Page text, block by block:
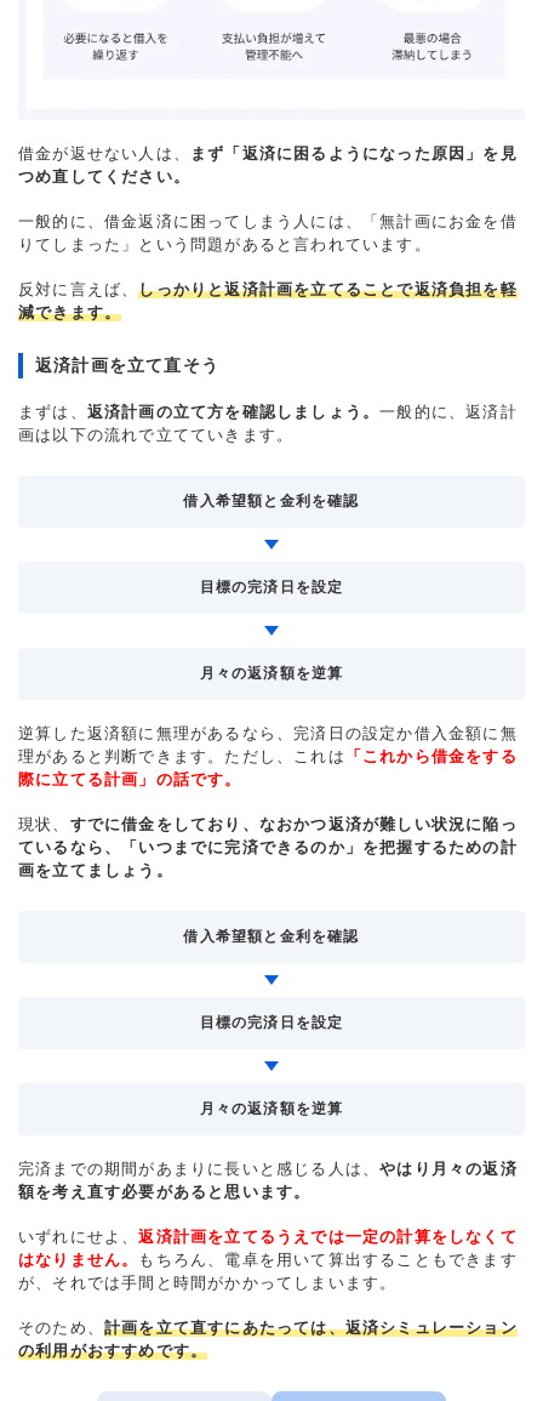
借金が返せない人は、
まず「返済に困るようになった原因」を見
つめ直してください。
一般的に、借金返済に困ってしまう人には、「無計画にお金を借
りてしまった」という問題があると言われています。
反対に言えば、しっかりと返済計画を立てることで返済負担を軽
減できます。
返済計画を立て直そう
まずは、 返済計画の立て方を確認しましょう。一般的に、返済計
画は以下の流れで立てていきます。
借入希望額と金利を確認
目標の完済日を設定
月々の返済額を逆算
逆算した返済額に無理があるなら、完済日の設定か借入金額に無
理があると判断できます。ただし、これは 「これから借金をする
際に立てる計画」の話です。
現状、 すでに借金をしており、なおかつ返済が難しい状況に陥っ
ているなら、「いつまでに完済できるのか」を把握するための計
画を立てましょう。
借入希望額と金利を確認
目標の完済日を設定
月々の返済額を逆算
完済までの期間があまりに長いと感じる人は、やはり月々の返済
額を考え直す必要があると思います。
いずれにせよ、返済計画を立てるうえでは一定の計算をしなくて
はなりません。
もちろん、電卓を用いて算出することもできます
が、それでは手間と時間がかかってしまいます。
そのため、 計画を立て直すにあたっては、返済シミュレーション
の利用がおすすめです。